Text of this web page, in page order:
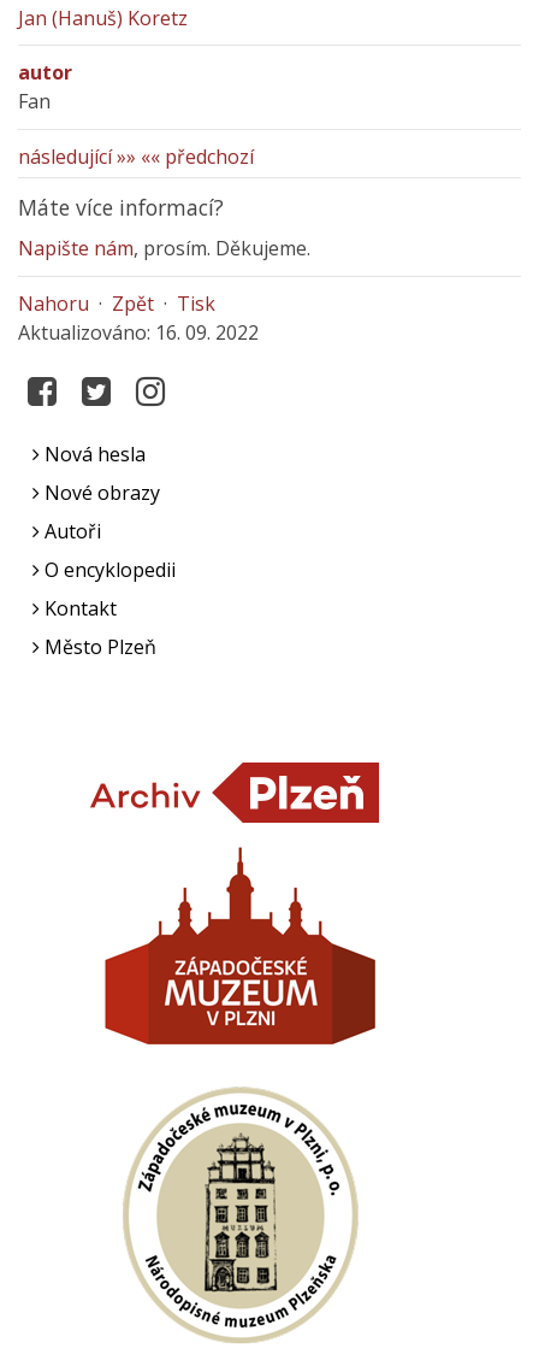
Jan (Hanuš) Koretz
autor
Fan
následující »» «« předchozí
Máte více informací?
Napište nám, prosím. Děkujeme.
Nahoru · Zpět · Tisk
Aktualizováno: 16. 09. 2022
Nová hesla
Nové obrazy
Autoři
O encyklopedii
Kontakt
Město Plzeň